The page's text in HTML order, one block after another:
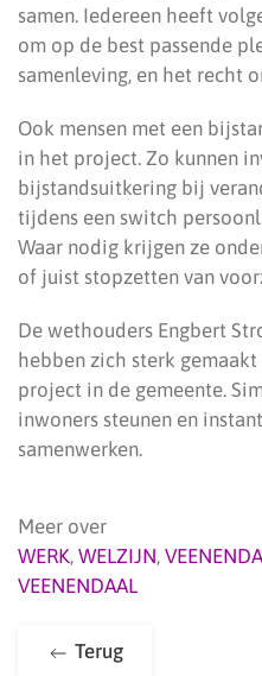
samen. Iedereen heeft
om op de best passende
samenleving, en het recht
Ook mensen met een
in het project. Zo kunnen
bijstandsuitkering bij
tijdens een switch
Waar nodig krijgen ze
of juist stopzetten van
De wethouders Engbert
hebben zich sterk
project in de gemeente.
inwoners steunen en
samenwerken.
Meer over
WERK, WELZIJN,
VEENENDAAL
Terug